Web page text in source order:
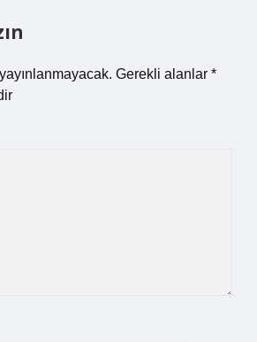
Gerekli alanlar *